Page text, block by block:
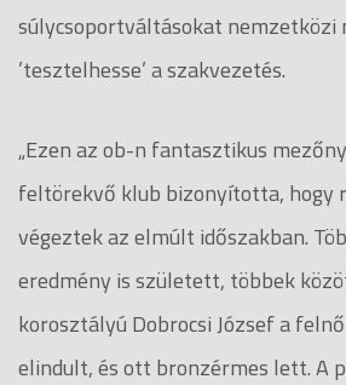
súlycsoportváltásokat nemzetközi
’tesztelhesse’ a szakvezetés.
„Ezen az ob-n fantasztikus
feltörekvő klub bizonyította, hogy
végeztek az elmúlt időszakban.
eredmény is született, többek
korosztályú Dobrocsi József a
elindult, és ott bronzérmes lett. A